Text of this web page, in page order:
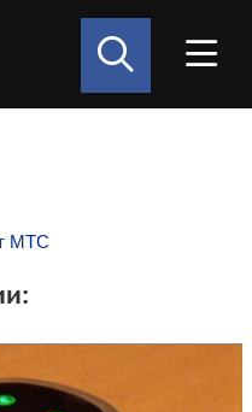
МТС